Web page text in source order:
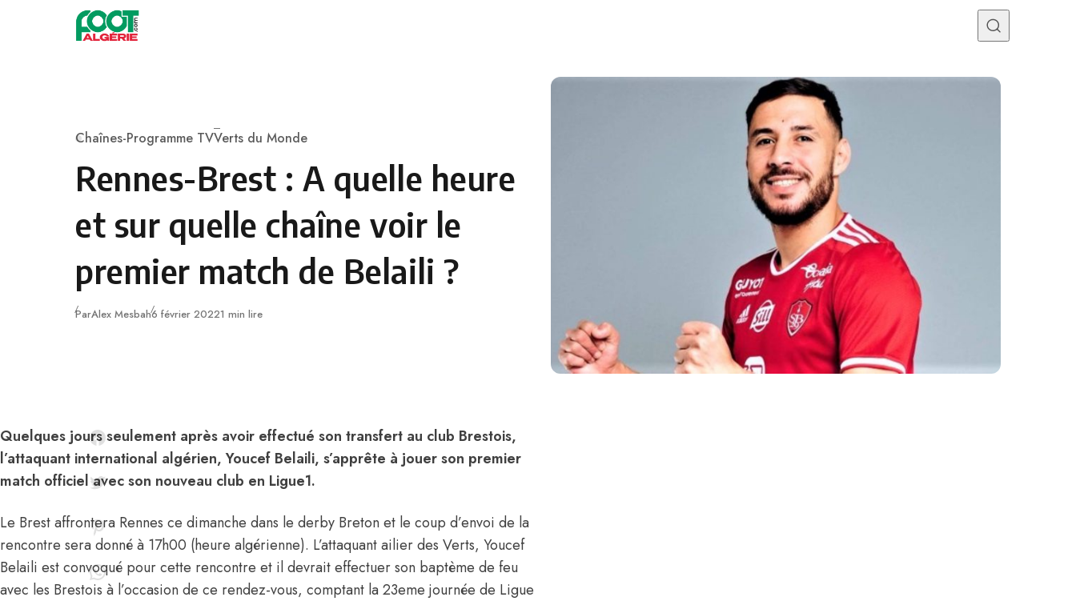
Skip to content
Category
Chaînes-Programme TVVerts du Monde
Rennes-Brest : A quelle heure
et sur quelle chaîne voir le
premier match de Belaili ?
ParAlex MesbahPublié
6 février 20221 min lire
Quelques jours seulement après avoir effectué son transfert au club Brestois,
l’attaquant international algérien, Youcef Belaili, s’apprête à jouer son premier
match officiel avec son nouveau club en Ligue1.
Le Brest affrontera Rennes ce dimanche dans le derby Breton et le coup d’envoi de la
rencontre sera donné à 17h00 (heure algérienne). L’attaquant ailier des Verts, Youcef
Belaili est convoqué pour cette rencontre et il devrait effectuer son baptème de feu
avec les Brestois à l’occasion de ce rendez-vous, comptant la 23eme journée de Ligue